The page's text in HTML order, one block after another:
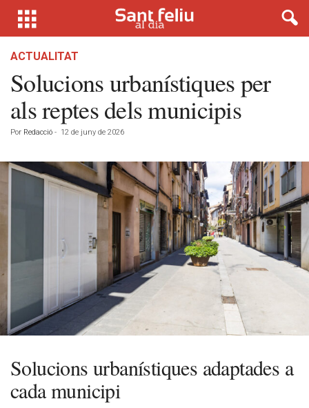
ACTUALITAT
Solucions urbanístiques per
als reptes dels municipis
Por Redacció - 12 de juny de 2026
Solucions urbanístiques adaptades a
cada municipi